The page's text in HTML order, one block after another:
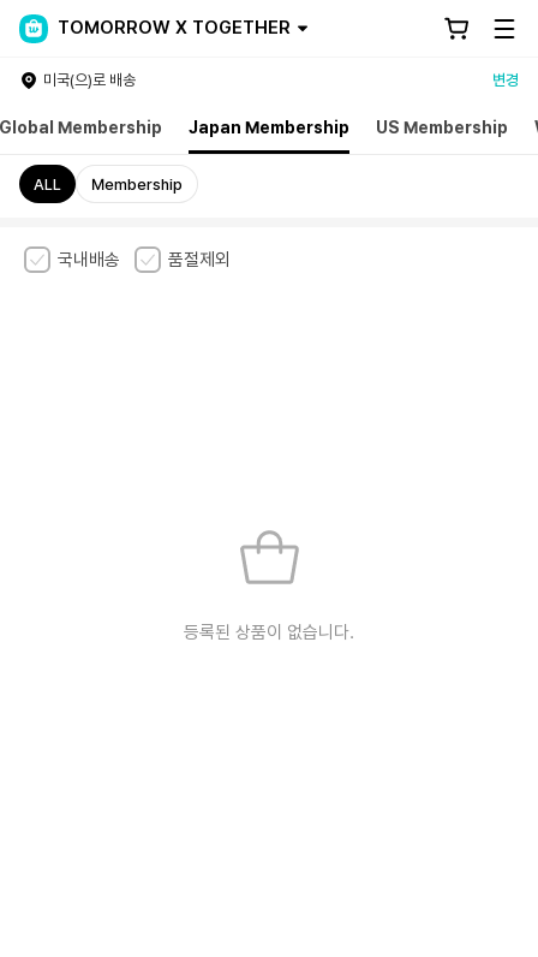
TOMORROW X TOGETHER
미국(으)로 배송 변경
Global Membership Japan Membership US Membership
ALL Membership
국내배송 품절제외
등록된 상품이 없습니다.